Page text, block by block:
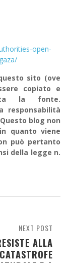
open-
sito (ove
copiato e
la fonte.
responsabilità
blog non
quanto viene
può pertanto
della legge n.
NEXT POST
ALLA
CATASTROFE